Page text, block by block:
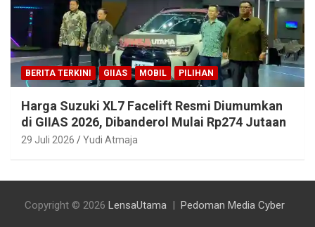
BERITA TERKINI GIIAS MOBIL PILIHAN
Harga Suzuki XL7 Facelift Resmi Diumumkan
di GIIAS 2026, Dibanderol Mulai Rp274 Jutaan
29 Juli 2026 Yudi Atmaja
Copyright © 2026 LensaUtama Pedoman Media Cyber